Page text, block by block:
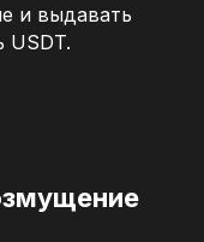
и выдавать
USDT.